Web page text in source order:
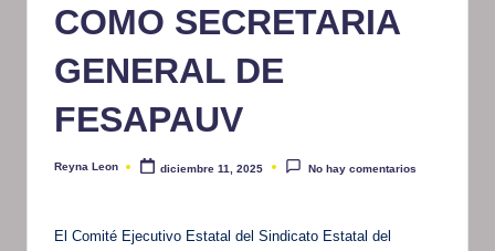
COMO SECRETARIA
GENERAL DE
FESAPAUV
Publicado
Reyna Leon diciembre 11, 2025 No hay comentarios
El Comité Ejecutivo Estatal del Sindicato Estatal del